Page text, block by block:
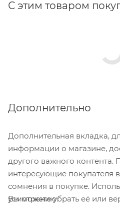
С этим товаром
Дополнительно
Дополнительная вкладка,
информации о магазине,
другого важного контента.
интересующие покупателя
сомнения в покупке.
усмотрению.
Вы можете убрать её или